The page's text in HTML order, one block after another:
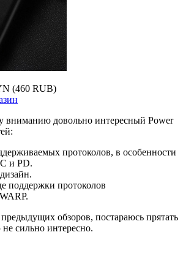
(460 RUB)
вниманию довольно интересный Power
протоколов, в особенности
и PD.
поддержки протоколов
обзоров, постараюсь прятать
сильно интересно.